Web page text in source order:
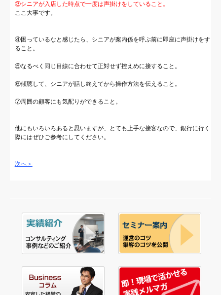
③シニアが入店した時点で一度は声掛けをしていること。
ここ大事です。
④困っているなと感じたら、シニアが案内係を呼ぶ前に即座に声掛けをす
ること。
⑤なるべく同じ目線に合わせて正対せず控えめに接すること。
⑥傾聴して、シニアが話し終えてから操作方法を伝えること。
⑦周囲の顧客にも気配りができること。
他にもいろいろあると思いますが、とても上手な接客なので、銀行に行く
際にはぜひご参考にしてください。
次へ＞